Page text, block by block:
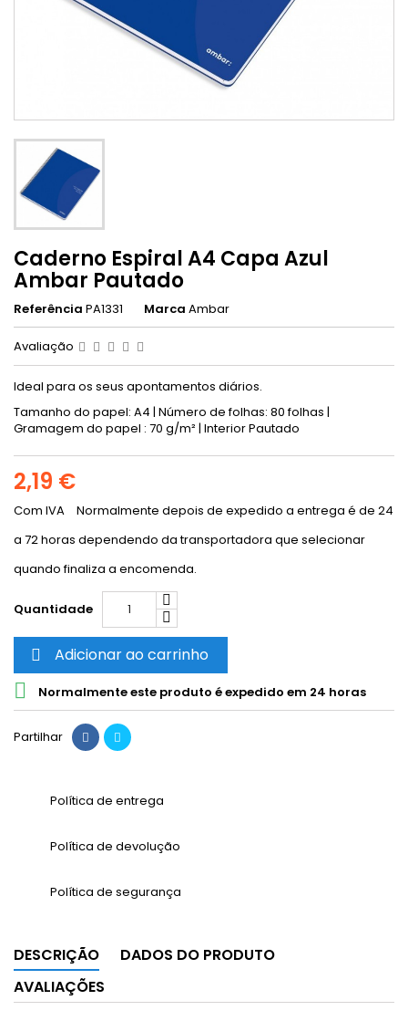
Caderno Espiral A4 Capa Azul
Ambar Pautado
Referência PA1331 Marca Ambar
Avaliação
Ideal para os seus apontamentos diários.
Tamanho do papel: A4 | Número de folhas: 80 folhas |
Gramagem do papel : 70 g/m² | Interior Pautado
2,19 €
Com IVA
Normalmente depois de expedido a entrega é de 24
a 72 horas dependendo da transportadora que selecionar
quando finaliza a encomenda.
Quantidade
 Adicionar ao carrinho
 Normalmente este produto é expedido em 24 horas
Partilhar
Política de entrega
Política de devolução
Política de segurança
DESCRIÇÃO
DADOS DO PRODUTO
AVALIAÇÕES